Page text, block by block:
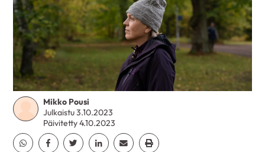
Mikko Pousi
Julkaistu 3.10.2023
Päivitetty 4.10.2023
Jaa Whatsapp
Jaa Facebook
Jaa TwitterJaa Linkedin
Jaa EmailJaa Print